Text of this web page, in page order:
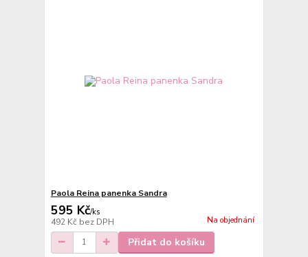
Paola Reina panenka Sandra
595 Kč/ks
492 Kč bez DPH Na objednání
Přidat do košíku